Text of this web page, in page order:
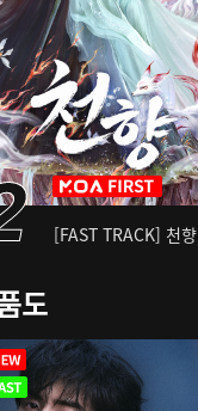
[FAST TRACK] 천향
도